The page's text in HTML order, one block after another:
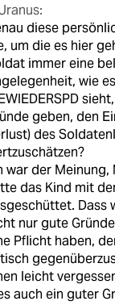
diese
um die es hier
immer eine
wie es
geben, den
des
war der Meinung,
das Kind mit
Dass
nur gute
Pflicht haben,
leicht
auch ein guter